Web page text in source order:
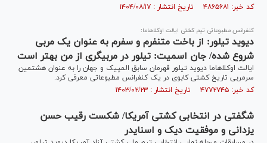
کد خبر: ۴۸۶۵۶۸۱ تاریخ انتشار : ۱۴۰۴/۰۸/۱۷
کنفرانس مطبوعاتی تیم کشتی ایالت اوکلاهاما:
دیوید تیلور: از باخت متنفرم و سفرم به عنوان یک مربی
شروع شده/ جان اسمیت: تیلور در مربیگری از من بهتر است
ایالت اوکلاهاما دیوید تیلور قهرمان سابق المپیک و جهان را به عنوان هشتمین
سرمربی تاریخ کشتی کابوی در یک کنفرانس مطبوعاتی معرفی کرد.
کد خبر: ۴۷۷۲۷۴۵ تاریخ انتشار : ۱۴۰۳/۰۲/۲۳
شگفتی در انتخابی کشتی آمریکا/ شکست رقیب حسن
یزدانی و موفقیت دیک و اسنایدر